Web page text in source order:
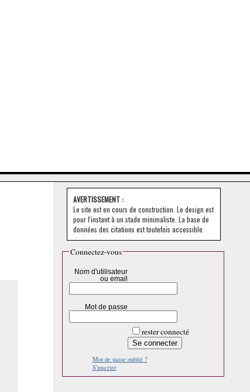
AVERTISSEMENT :
Le site est en cours de construction. Le design est
pour l'instant à un stade minimaliste. La base de
données des citations est toutefois accessible.
Connectez-vous
Nom d'utilisateur
ou email
Mot de passe
rester connecté
Mot de passe oublié ?
S'inscrire